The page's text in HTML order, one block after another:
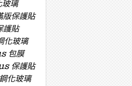
璃
保護貼
貼
玻璃
包膜
保護貼
化玻璃